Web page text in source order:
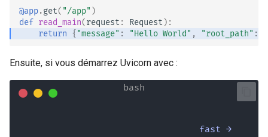
@app.get( "/app" )
def read_main(request : Request ):
return { "message" : "Hello World" , "root_path" :
Ensuite, si vous démarrez Uvicorn avec :
fast →